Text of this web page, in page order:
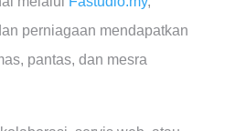
perniagaan mendapatkan
pantas, dan mesra